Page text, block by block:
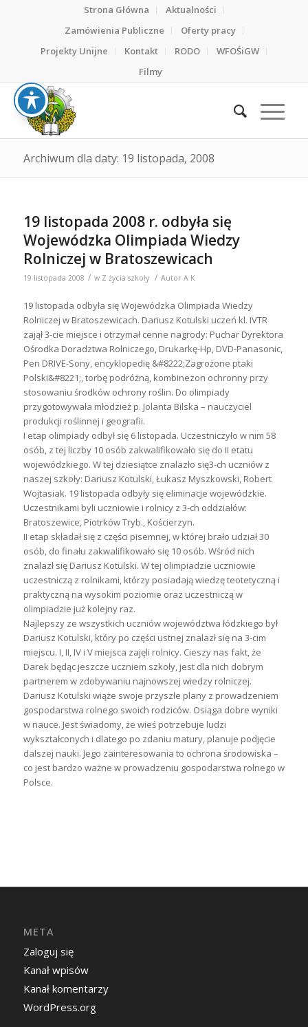
Strona Główna
Aktualności
Zamówienia Publiczne
Oferty pracy
Projekty Unijne
Kontakt RODO
WFOŚiGW
Filmy
Archiwum dla daty: 19 listopada, 2008
19 listopada 2008 r. odbyła się
Wojewódzka Olimpiada Wiedzy
Rolniczej w Bratoszewicach
19 listopada 2008 / w Z życia szkoły / Autor A K
19 listopada odbyła się Wojewódzka Olimpiada Wiedzy
Rolniczej w Bratoszewicach. Dariusz Kotulski uczeń kl. IVTR
zajął 3-cie miejsce i otrzymał cenne nagrody: Puchar Dyrektora
Ośrodka Doradztwa Rolniczego, Drukarkę-Hp, DVD-Panasonic,
Pen DRIVE-Sony, encyklopedię &#8222;Zagrożone ptaki
Polski&#8221;, torbę podróżną, kombinezon ochronny przy
stosowaniu środków ochrony roślin. Do olimpiady
przygotowywała młodzież p. Jolanta Bilska – nauczyciel
produkcji roślinnej i geografii.
I etap olimpiady odbył się 6 listopada. Uczestniczyło w nim 58
osób, z tej liczby 10 osób zakwalifikowało się do II etatu
wojewódzkiego. W tej dziesiątce znalazło się3-ch uczniów z
naszej szkoły: Dariusz Kotulski, Łukasz Myszkowski, Robert
Wojtasiak. 19 listopada odbyły się eliminacje wojewódzkie.
Uczestnikami byli uczniowie i rolnicy z 3-ch oddziałów:
Bratoszewice, Piotrków Tryb., Kościerzyn.
II etap składał się z części pisemnej, w której brało udział 30
osób, do finału zakwalifikowało się 10 osób. Wśród nich
znalazł się Dariusz Kotulski. W tej olimpiadzie uczniowie
uczestniczą z rolnikami, którzy posiadają wiedzę teotetyczną i
praktyczną na wysokim poziomie oraz uczestniczą w
olimpiadzie już kolejny raz.
Najlepszy ze wszystkich uczniów województwa łódzkiego był
Dariusz Kotulski, który po części ustnej znalazł się na 3-cim
miejscu. I, II, IV i V miejsca zajęli rolnicy. Cieszy nas fakt, że
Darek będąc jeszcze uczniem szkoły, jest dla nich dobrym
partnerem w zdobywaniu najnowszej wiedzy rolniczej.
Dariusz Kotulski wiąże swoje przyszłe plany z prowadzeniem
gospodarstwa rolnego swoich rodziców. Osiąga dobre wyniki
w nauce. Jest świadomy, że wieś potrzebuje ludzi
wykształconych i dlatego po zdaniu matury, planuje podjęcie
dalszej nauki. Jego zainteresowania to ochrona środowiska –
co jest bardzo ważne w prowadzeniu gospodarstwa rolnego w
Polsce.
META
Zaloguj się
Kanał wpisów
Kanał komentarzy
WordPress.org